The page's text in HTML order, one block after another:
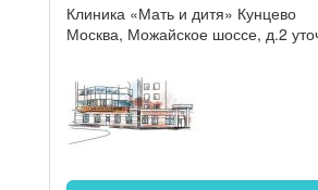
Клиника «Мать и дитя» Кунцево
Москва, Можайское шоссе, д.2